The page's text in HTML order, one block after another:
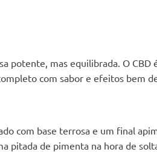
potente, mas equilibrada. O
com sabor e efeitos bem
com base terrosa e um final
pitada de pimenta na hora de